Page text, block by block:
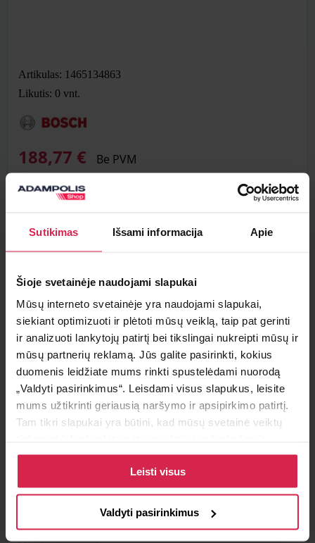
Sutikimas Išsami informacija Apie
Šioje svetainėje naudojami slapukai
Mūsų interneto svetainėje yra naudojami slapukai,
siekiant optimizuoti ir plėtoti mūsų veiklą, taip pat gerinti
ir analizuoti lankytojų patirtį bei tikslingai nukreipti mūsų ir
mūsų partnerių reklamą. Jūs galite pasirinkti, kokius
duomenis leidžiate mums rinkti spustelėdami nuorodą
„Valdyti pasirinkimus“. Leisdami visus slapukus, leisite
mums užtikrinti geriausią naršymo ir apsipirkimo patirtį.
Tam tikri slapukai yra būtini, kad mūsų svetainė veiktų
Daugiau informacijos apie slapukus ir kaip mes juos
naudojame galite rasti mūsų slapukų politikoje, taip pat
https://www.allaboutcookies.org/
Leisti visus
Valdyti pasirinkimus
Artikulas: 1465134863
Likutis: 0 vnt.
188,77 € Be PVM
Į krepšelį
Pakuotės informacija 1 vnt.
Teirautis apie prekę
Radai pigiau ?
Informacija
aukšto slėgio siurblys (žemo
slėgio pusė)